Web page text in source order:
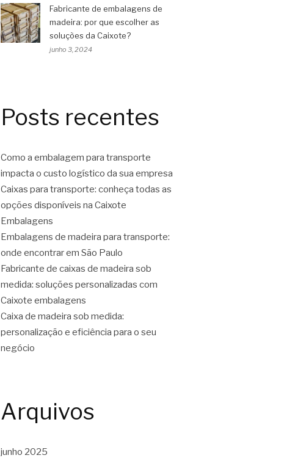
Fabricante de embalagens de
madeira: por que escolher as
soluções da Caixote?
junho 3, 2024
Posts recentes
Como a embalagem para transporte
impacta o custo logístico da sua empresa
Caixas para transporte: conheça todas as
opções disponíveis na Caixote
Embalagens
Embalagens de madeira para transporte:
onde encontrar em São Paulo
Fabricante de caixas de madeira sob
medida: soluções personalizadas com
Caixote embalagens
Caixa de madeira sob medida:
personalização e eficiência para o seu
negócio
Arquivos
junho 2025